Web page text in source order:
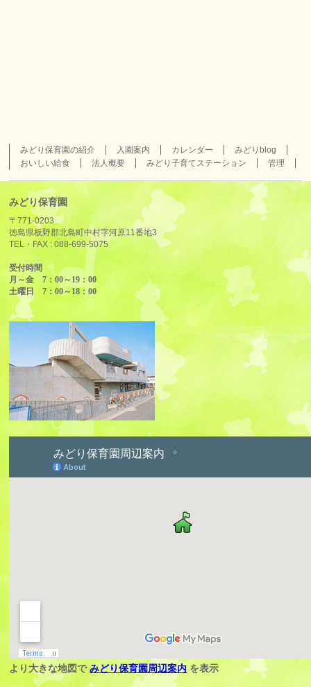
みどり保育園の紹介 入園案内 カレンダー
みどりblog
おいしい給食
法人概要 みどり子育てステーション 管理
みどり保育園
〒771-0203
徳島県板野郡北島町中村字河原11番地3
TEL・FAX :088-699-5075
受付時間
月～金 7：00～19：00
土曜日 7：00～18：00
より大きな地図でみどり保育園周辺案内 を表示